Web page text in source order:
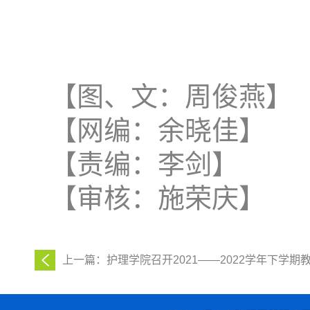
【图、文：周俊燕】
【网编：余晓佳】
【责编：李剑】
【审核：施荣庆】
上一篇：护理学院召开2021——2022学年下学期